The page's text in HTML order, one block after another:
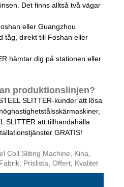
Det finns alltså två vägar
eller Guangzhou
tåg, direkt till Foshan eller
hämtar dig på stationen eller
produktionslinjen?
SLITTER-kunder att lösa
SLITTER att tillhandahålla
GRATIS!
Coil Sliting Machine, Kina,
Prislista, Offert, Kvalitet